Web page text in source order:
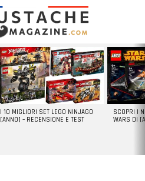
I 10 MIGLIORI SET LEGO NINJAGO
[ANNO] – RECENSIONE E TEST
SCOPRI I
WARS DI